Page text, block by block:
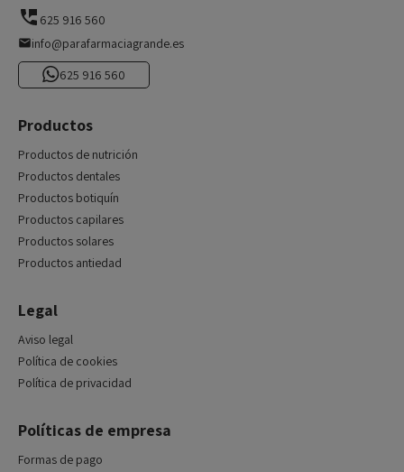
625 916 560
info@parafarmaciagrande.es
625 916 560
Productos
Productos de nutrición
Productos dentales
Productos botiquín
Productos capilares
Productos solares
Productos antiedad
Legal
Aviso legal
Política de cookies
Política de privacidad
Políticas de empresa
Formas de pago